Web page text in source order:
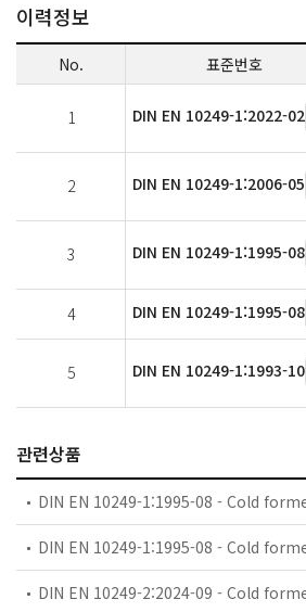
이력정보
No. 표준번호
1 DIN EN 10249-1:2022-02
2 DIN EN 10249-1:2006-05
3 DIN EN 10249-1:1995-08
4 DIN EN 10249-1:1995-08
5 DIN EN 10249-1:1993-10
관련상품